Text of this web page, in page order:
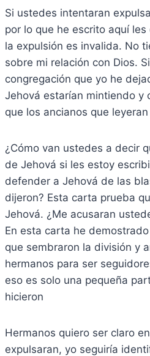
Si ustedes intentaran
por lo que he escrito aquí
la expulsión es invalida. No
sobre mi relación con Dios.
congregación que yo he
Jehová estarían mintiendo y
que los ancianos que
¿Cómo van ustedes a decir
de Jehová si les estoy
defender a Jehová de las
dijeron? Esta carta prueba
Jehová. ¿Me acusaran
En esta carta he
que sembraron la división y
hermanos para ser
eso es solo una pequeña
hicieron
Hermanos quiero ser claro
expulsaran, yo seguiría